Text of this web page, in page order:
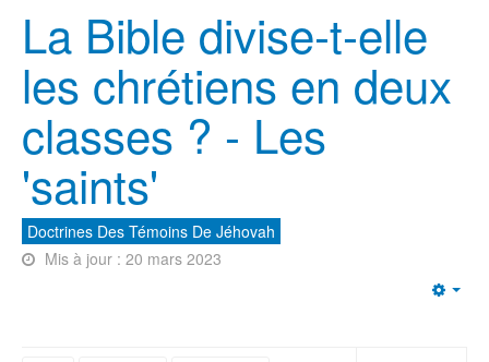
La Bible divise-t-elle
les chrétiens en deux
classes ? - Les
'saints'
Doctrines Des Témoins De Jéhovah
Mis à jour : 20 mars 2023